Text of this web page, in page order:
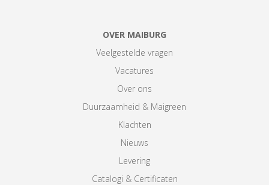
OVER MAIBURG
Veelgestelde vragen
Vacatures
Over ons
Duurzaamheid & Maigreen
Klachten
Nieuws
Levering
Catalogi & Certificaten